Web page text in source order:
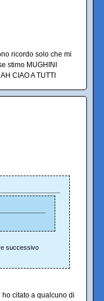
ricordo solo che mi
stimo MUGHINI
CIAO A TUTTI
successivo
ho citato a qualcuno di